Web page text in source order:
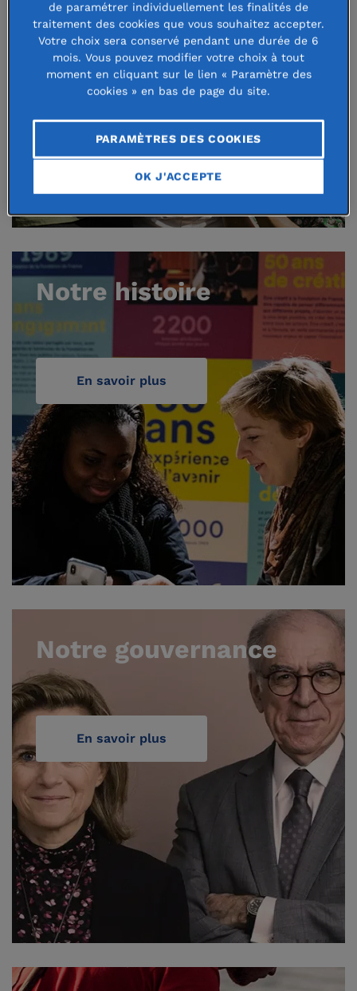
En savoir plus
Notre histoire
En savoir plus
Notre gouvernance
En savoir plus
de paramétrer individuellement les finalités de
traitement des cookies que vous souhaitez accepter.
Votre choix sera conservé pendant une durée de 6
mois. Vous pouvez modifier votre choix à tout
moment en cliquant sur le lien « Paramètre des
cookies » en bas de page du site.
PARAMÈTRES DES COOKIES
OK J'ACCEPTE